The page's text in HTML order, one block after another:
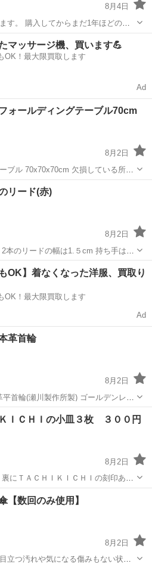
8月4日
ほどの、
大切に保管していたた
、新品に近い大変綺麗な状態です。
その他 掛け軸
マッサージ機、買います💪
OK！最大限買取します
Ad
ォールディングテーブル70cm
8月2日
ブル 70x70x70cm 欠損している所は
袋は劣化して問題有りです。
その他
リード(赤)
8月2日
本のリードの幅は1.５cm 持ち手は仕
用品です。 受け渡しは、松
りに来ていただけると助かります。
その他
OK】着なくなった洋服、買取り
OK！最大限買取します
Ad
革首輪
8月2日
製作所製) ゴールデンレト
で使えず未使用です。 受け渡し
で取りに来てくださると有り難いで
ＩＣＨＩの小皿３枚 ３００円
8月2日
にＴＡＣＨＩＫＩＣＨＩの刻印あり
。他に出品している器類と同時取引
その他 小皿
【数回のみ使用】
8月2日
立つ汚れや気になる傷みもない状態